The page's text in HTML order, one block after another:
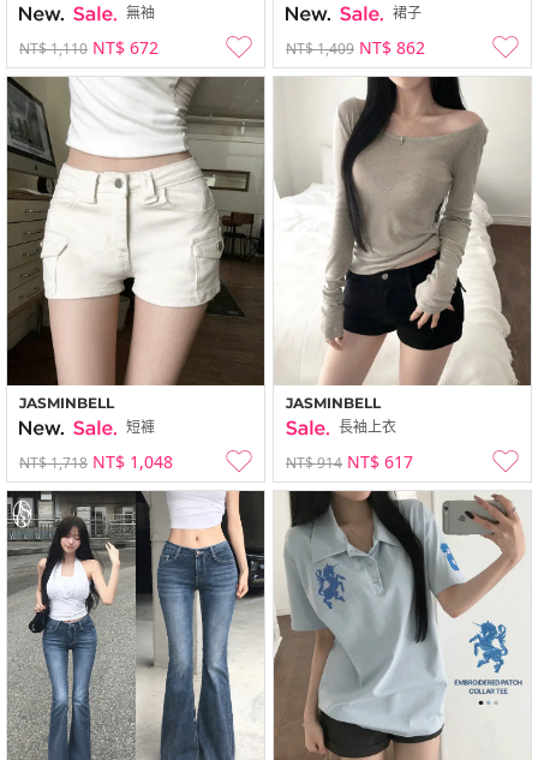
無袖
NT$ 1,110 NT$ 672
裙子
NT$ 1,409 NT$ 862
JASMINBELL
短褲
NT$ 1,718 NT$ 1,048
JASMINBELL
長袖上衣
NT$ 914 NT$ 617